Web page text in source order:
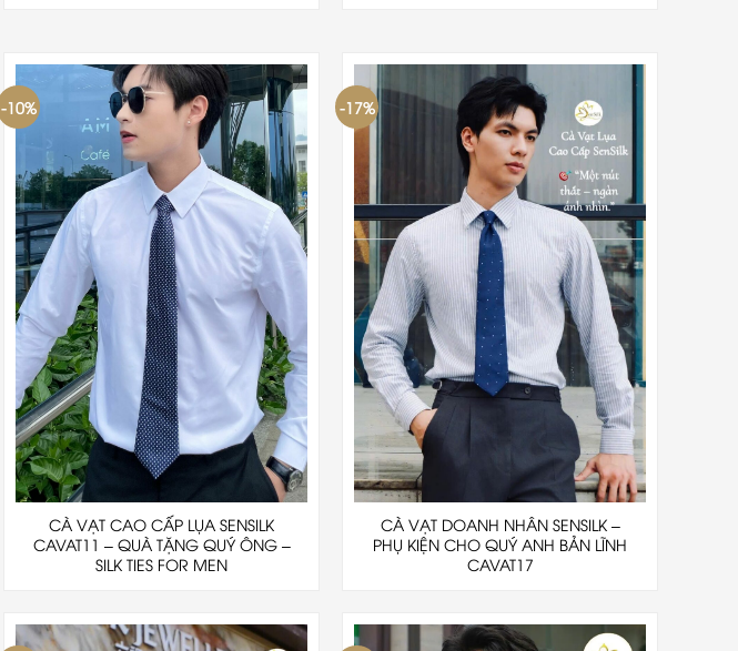
-10%
CÀ VẠT CAO CẤP LỤA SENSILK
CAVAT11 – QUÀ TẶNG QUÝ ÔNG –
SILK TIES FOR MEN
-17%
CÀ VẠT DOANH NHÂN SENSILK –
PHỤ KIỆN CHO QUÝ ANH BẢN LĨNH
CAVAT17